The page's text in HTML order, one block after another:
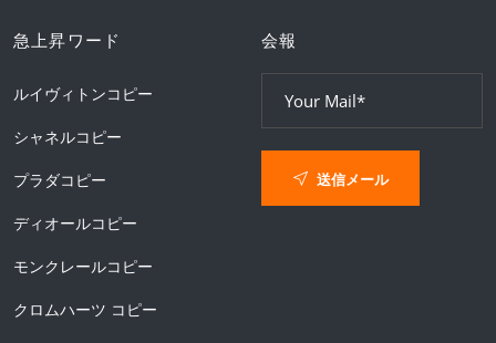
急上昇ワード
ルイヴィトンコピー
シャネルコピー
プラダコピー
ディオールコピー
モンクレールコピー
クロムハーツ コピー
会報
送信メール